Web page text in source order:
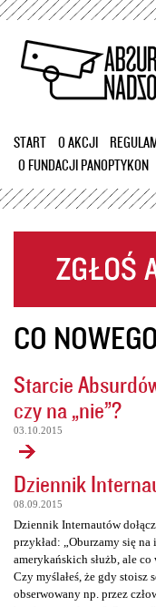
START O AKCJI
O FUNDACJI PANOPTYKON
CO
Starcie
czy na „nie”?
03.10.2015
Dziennik
08.09.2015
Dziennik Internautów
przykład: „Oburzamy się
amerykańskich służb, ale
Czy myślałeś, że gdy
obserwowany np. przez